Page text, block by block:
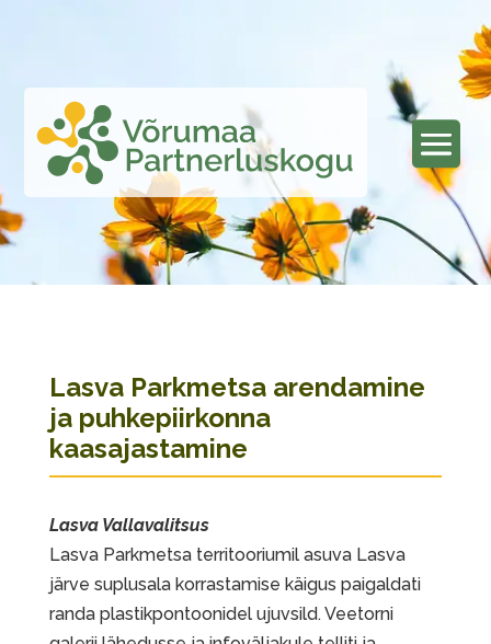
Lasva Parkmetsa arendamine
ja puhkepiirkonna
kaasajastamine
Lasva Vallavalitsus
Lasva Parkmetsa territooriumil asuva Lasva
järve suplusala korrastamise käigus paigaldati
randa plastikpontoonidel ujuvsild. Veetorni